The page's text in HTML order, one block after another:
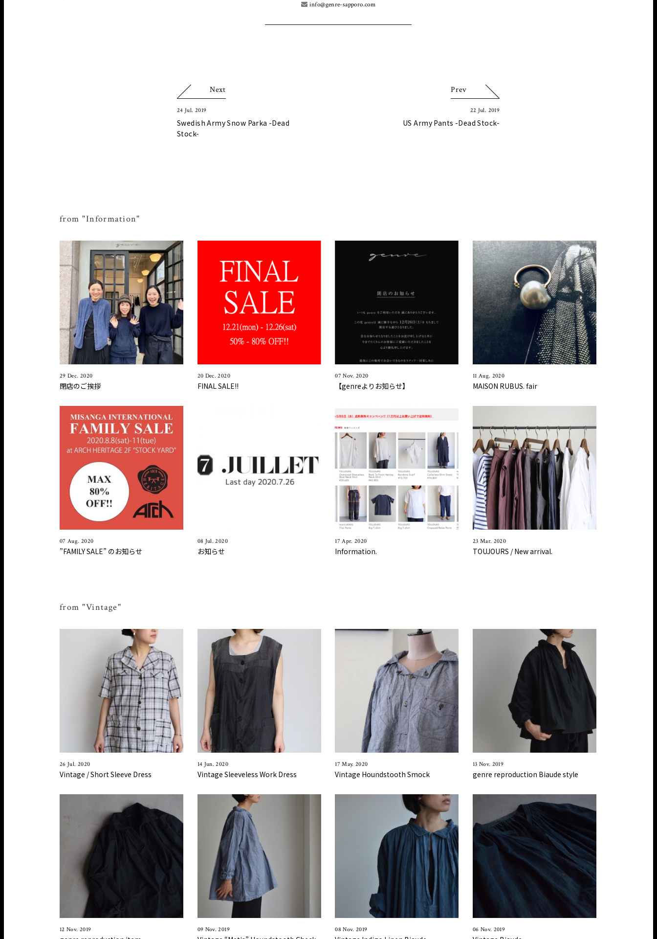
info@genre-sapporo.com
Next
24 Jul. 2019
Swedish Army Snow Parka -Dead
Stock-
Prev
22 Jul. 2019
US Army Pants -Dead Stock-
from "Information"
29 Dec. 2020
閉店のご挨拶
20 Dec. 2020
FINAL SALE!!
07 Nov. 2020
【genreよりお知らせ】
11 Aug. 2020
MAISON RUBUS. fair
07 Aug. 2020
”FAMILY SALE ” のお知らせ
08 Jul. 2020
お知らせ
17 Apr. 2020
Information.
23 Mar. 2020
TOUJOURS / New arrival.
from "Vintage"
26 Jul. 2020
Vintage / Short Sleeve Dress
14 Jun. 2020
Vintage Sleeveless Work Dress
17 May. 2020
Vintage Houndstooth Smock
13 Nov. 2019
genre reproduction Biaude style
12 Nov. 2019 09 Nov. 2019 08 Nov. 2019 06 Nov. 2019